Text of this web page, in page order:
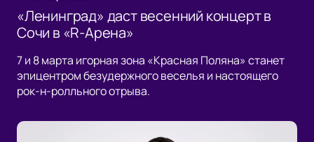
«Ленинград» даст весенний концерт в
Сочи в «R-Арена»
7 и 8 марта игорная зона «Красная Поляна» станет
эпицентром безудержного веселья и настоящего
рок-н-ролльного отрыва.